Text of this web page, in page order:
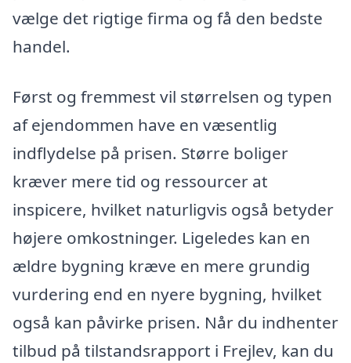
vælge det rigtige firma og få den bedste
handel.
Først og fremmest vil størrelsen og typen
af ejendommen have en væsentlig
indflydelse på prisen. Større boliger
kræver mere tid og ressourcer at
inspicere, hvilket naturligvis også betyder
højere omkostninger. Ligeledes kan en
ældre bygning kræve en mere grundig
vurdering end en nyere bygning, hvilket
også kan påvirke prisen. Når du indhenter
tilbud på tilstandsrapport i Frejlev, kan du